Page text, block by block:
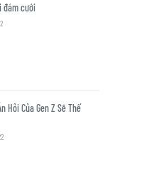
đám cưới
Hỏi Của Gen Z Sẽ Thế